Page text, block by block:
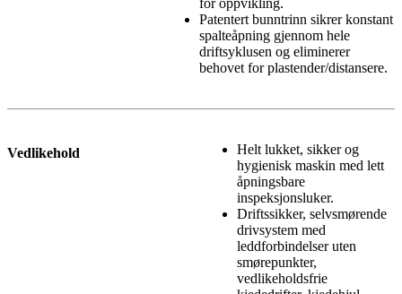
for oppvikling.
Patentert bunntrinn sikrer konstant
spalteåpning gjennom hele
driftsyklusen og eliminerer
behovet for plastender/distansere.
Vedlikehold
Helt lukket, sikker og
hygienisk maskin med lett
åpningsbare
inspeksjonsluker.
Driftssikker, selvsmørende
drivsystem med
leddforbindelser uten
smørepunkter,
vedlikeholdsfrie